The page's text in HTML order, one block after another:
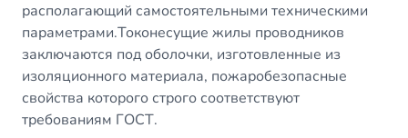
располагающий самостоятельными техническими
параметрами.Токонесущие жилы проводников
заключаются под оболочки, изготовленные из
изоляционного материала, пожаробезопасные
свойства которого строго соответствуют
требованиям ГОСТ.